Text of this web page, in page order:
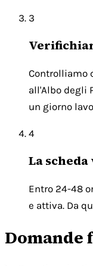
3
Controlliamo
all'Albo degli
un giorno
4
La
Entro 24-48
e attiva. Da
Domande